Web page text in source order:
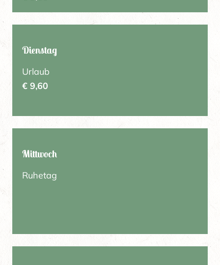
Dienstag
Urlaub
€ 9,60
Mittwoch
Ruhetag